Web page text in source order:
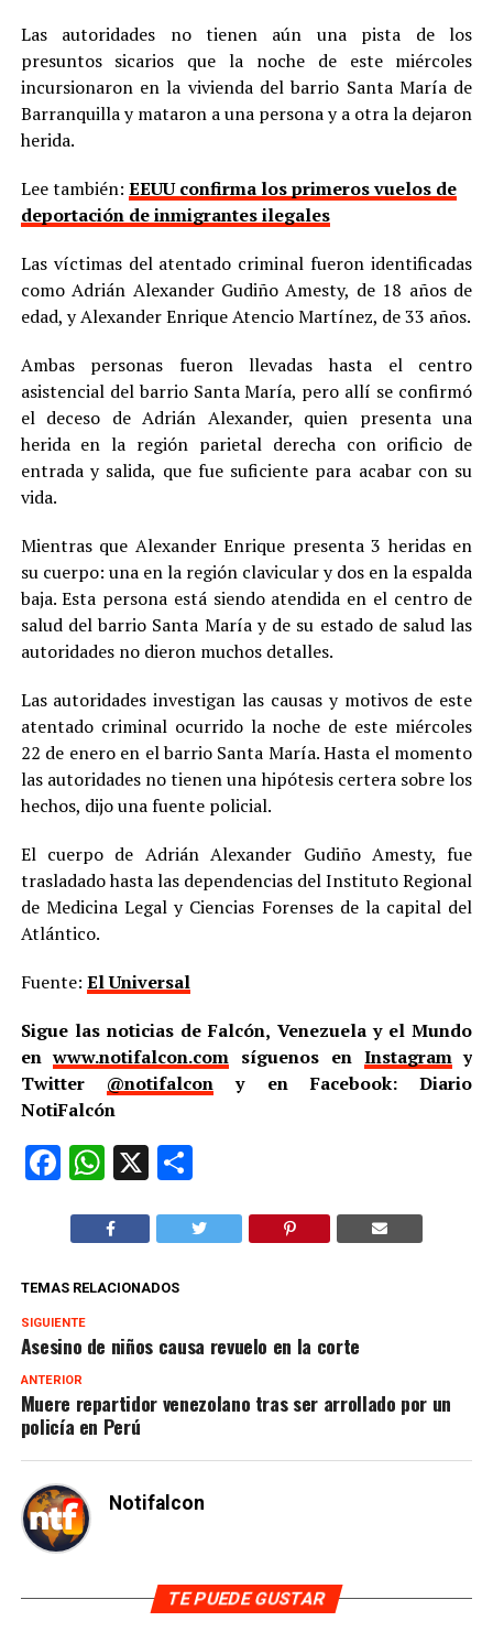
Las autoridades no tienen aún una pista de los
presuntos sicarios que la noche de este miércoles
incursionaron en la vivienda del barrio Santa María de
Barranquilla y mataron a una persona y a otra la dejaron
herida.
Lee también: EEUU confirma los primeros vuelos de
deportación de inmigrantes ilegales
Las víctimas del atentado criminal fueron identificadas
como Adrián Alexander Gudiño Amesty, de 18 años de
edad, y Alexander Enrique Atencio Martínez, de 33 años.
Ambas personas fueron llevadas hasta el centro
asistencial del barrio Santa María, pero allí se confirmó
el deceso de Adrián Alexander, quien presenta una
herida en la región parietal derecha con orificio de
entrada y salida, que fue suficiente para acabar con su
vida.
Mientras que Alexander Enrique presenta 3 heridas en
su cuerpo: una en la región clavicular y dos en la espalda
baja. Esta persona está siendo atendida en el centro de
salud del barrio Santa María y de su estado de salud las
autoridades no dieron muchos detalles.
Las autoridades investigan las causas y motivos de este
atentado criminal ocurrido la noche de este miércoles
22 de enero en el barrio Santa María. Hasta el momento
las autoridades no tienen una hipótesis certera sobre los
hechos, dijo una fuente policial.
El cuerpo de Adrián Alexander Gudiño Amesty, fue
trasladado hasta las dependencias del Instituto Regional
de Medicina Legal y Ciencias Forenses de la capital del
Atlántico.
Fuente: El Universal
Sigue las noticias de Falcón, Venezuela y el Mundo
enwww.notifalcon.com síguenos en Instagramy
Twitter @notifalcon y en Facebook: Diario
NotiFalcón
Facebook
WhatsApp
X Compartir
TEMAS RELACIONADOS
SIGUIENTE
Asesino de niños causa revuelo en la corte
ANTERIOR
Muere repartidor venezolano tras ser arrollado por un
policía en Perú
Notifalcon
TE PUEDE GUSTAR